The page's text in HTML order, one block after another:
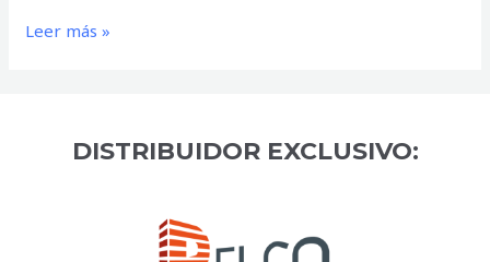
Leer más »
DISTRIBUIDOR EXCLUSIVO: